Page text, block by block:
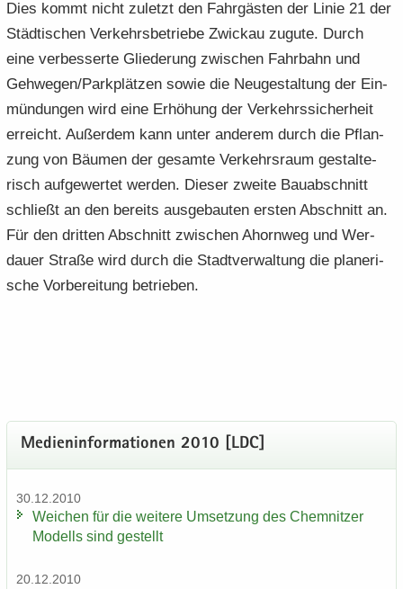
Dies kommt nicht zu­letzt den Fahr­gäs­ten der Linie 21 der
Städ­ti­schen Ver­kehrs­be­trie­be Zwi­ckau zu­gu­te. Durch
eine ver­bes­ser­te Glie­de­rung zwi­schen Fahr­bahn und
Geh­we­gen/Park­plät­zen sowie die Neu­ge­stal­tung der Ein­
mün­dun­gen wird eine Er­hö­hung der Ver­kehrs­si­cher­heit
er­reicht. Au­ßer­dem kann unter an­de­rem durch die Pflan­
zung von Bäu­men der ge­sam­te Ver­kehrs­raum ge­stal­te­
risch auf­ge­wer­tet wer­den. Die­ser zwei­te Bau­ab­schnitt
schließt an den be­reits aus­ge­bau­ten ers­ten Ab­schnitt an.
Für den drit­ten Ab­schnitt zwi­schen Ahorn­weg und Wer­
dau­er Stra­ße wird durch die Stadt­ver­wal­tung die pla­ne­ri­
sche Vor­be­rei­tung be­trie­ben.
Me­di­en­in­for­ma­tio­nen 2010 [LDC]
30.12.2010
Wei­chen für die wei­te­re Um­set­zung des Chem­nit­zer
Mo­dells sind ge­stellt
20.12.2010